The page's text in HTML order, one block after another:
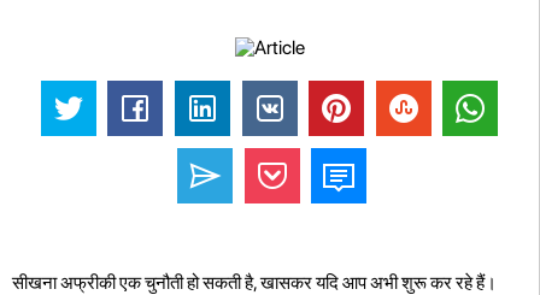
सीखना अफ्रीकी एक चुनौती हो सकती है, खासकर यदि आप अभी शुरू कर रहे हैं।